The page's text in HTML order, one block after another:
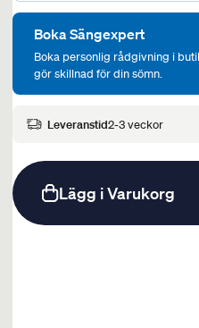
Boka Sängexpert
Boka personlig rådgivning i
gör skillnad för din sömn.
Leveranstid2-3 veckor
Lägg i Varukorg